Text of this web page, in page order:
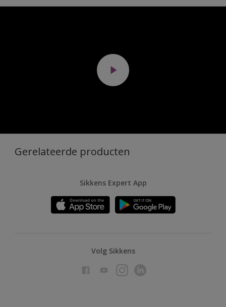
Gerelateerde producten
Sikkens Expert App
Volg Sikkens